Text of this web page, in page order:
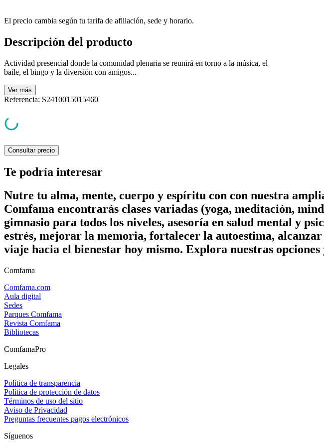
El precio cambia según tu tarifa de afiliación, sede y horario.
Descripción del producto
Actividad presencial donde la comunidad plenaria se reunirá en torno a la música, el
baile, el bingo y la diversión con amigos...
Ver más
Referencia: S2410015015460
Consultar precio
Te podría interesar
Nutre tu alma, mente, cuerpo y espíritu con con nuestra
Comfama encontrarás clases variadas (yoga, meditación,
gimnasio para todos los niveles, asesoría en salud mental y
estrés, mejorar la memoria, fortalecer la autoestima,
viaje hacia el bienestar hoy mismo. Explora nuestras
Comfama
Comfama.com
Aula digital
Sedes
Parques Comfama
Revista Comfama
Bibliotecas
ComfamaPro
Legales
Política de transparencia
Política de protección de datos
Términos de uso del sitio
Aviso de Privacidad
Preguntas frecuentes pagos electrónicos
Síguenos